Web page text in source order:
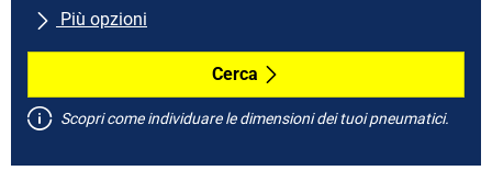
Più opzioni
Tutte le marche
Tipo di vettura
Cerca
Scopri come individuare le dimensioni dei tuoi pneumatici.